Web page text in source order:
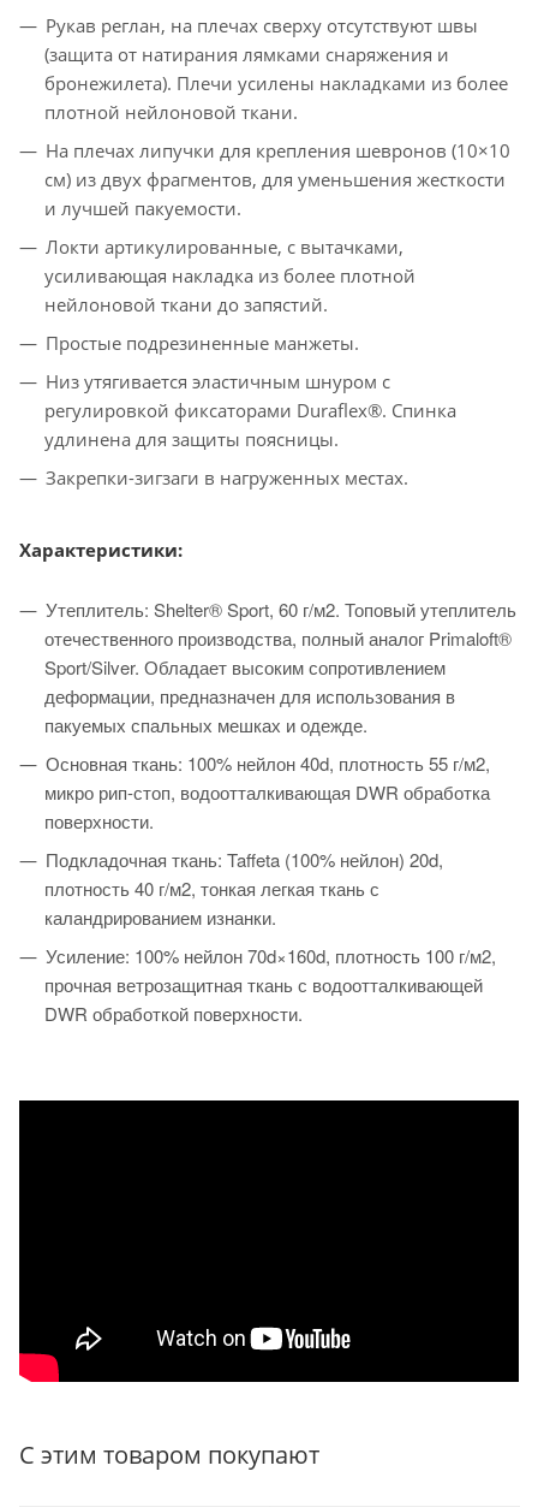
Рукав реглан, на плечах сверху отсутствуют швы
(защита от натирания лямками снаряжения и
бронежилета). Плечи усилены накладками из более
плотной нейлоновой ткани.
На плечах липучки для крепления шевронов (10×10
см) из двух фрагментов, для уменьшения жесткости
и лучшей пакуемости.
Локти артикулированные, с вытачками,
усиливающая накладка из более плотной
нейлоновой ткани до запястий.
Простые подрезиненные манжеты.
Низ утягивается эластичным шнуром с
регулировкой фиксаторами Duraflex®. Спинка
удлинена для защиты поясницы.
Закрепки-зигзаги в нагруженных местах.
Характеристики:
Утеплитель: Shelter® Sport, 60 г/м2. Топовый утеплитель
отечественного производства, полный аналог Primaloft®
Sport/Silver. Обладает высоким сопротивлением
деформации, предназначен для использования в
пакуемых спальных мешках и одежде.
Основная ткань: 100% нейлон 40d, плотность 55 г/м2,
микро рип-стоп, водоотталкивающая DWR обработка
поверхности.
Подкладочная ткань: Taffeta (100% нейлон) 20d,
плотность 40 г/м2, тонкая легкая ткань с
каландрированием изнанки.
Усиление: 100% нейлон 70d×160d, плотность 100 г/м2,
прочная ветрозащитная ткань с водоотталкивающей
DWR обработкой поверхности.
С этим товаром покупают